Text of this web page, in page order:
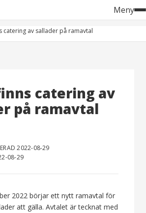
Meny
catering av sallader på ramavtal
catering av
på ramavtal
2022-08-29
08-29
2022 börjar ett nytt ramavtal för
att gälla. Avtalet är tecknat med